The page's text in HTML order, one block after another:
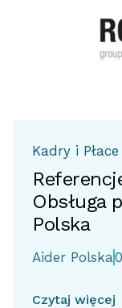
Kadry i Płace
Obsługa
Polska
Aider Polska
Czytaj więcej